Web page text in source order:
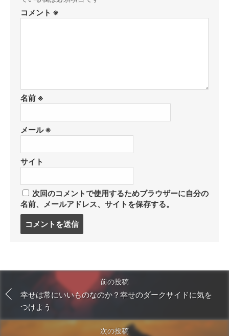
コメント ※
名前 ※
メール※
サイト
次回のコメントで使用するためブラウザーに自分の
名前、メールアドレス、サイトを保存する。
る
前の投稿
幸せは常にいいものなのか？幸せのダークサイドに気を
つけよう
次の投稿